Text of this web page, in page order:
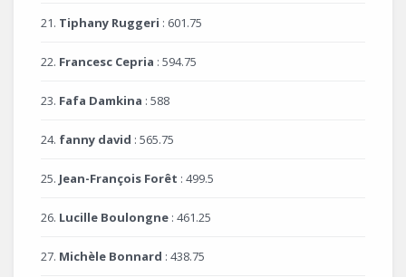
21. Tiphany Ruggeri : 601.75
22. Francesc Cepria : 594.75
23. Fafa Damkina : 588
24. fanny david : 565.75
25. Jean-François Forêt : 499.5
26. Lucille Boulongne : 461.25
27. Michèle Bonnard : 438.75